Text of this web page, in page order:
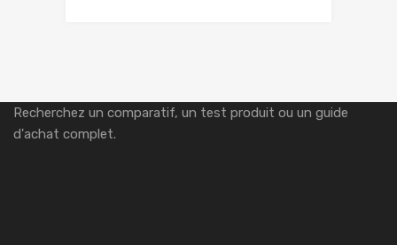
Recherchez un comparatif, un test produit ou un guide
d'achat complet.